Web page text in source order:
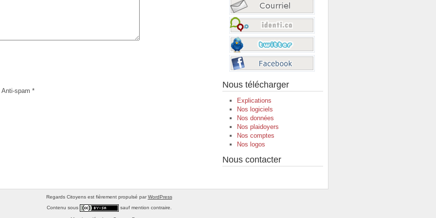
Anti-spam *
Nous télécharger
Explications
Nos logiciels
Nos données
Nos plaidoyers
Nos comptes
Nos logos
Nous contacter
Regards Citoyens est fièrement propulsé parWordPress
Contenu sous sauf mention contraire.